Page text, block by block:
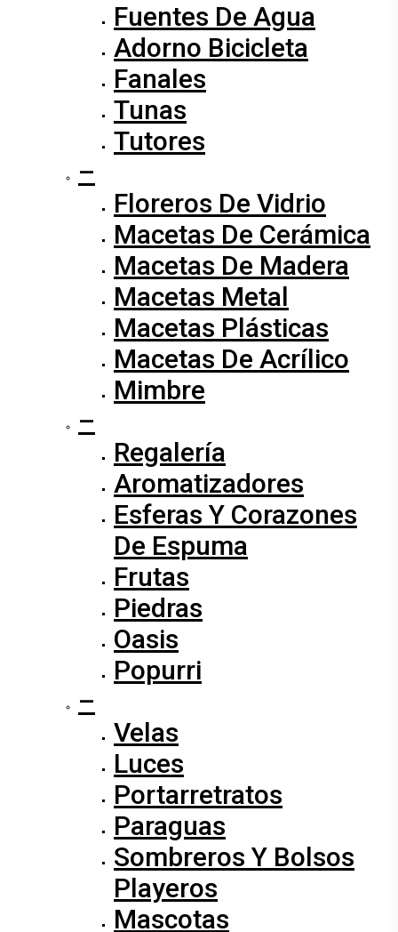
Fuentes De Agua
Adorno Bicicleta
Fanales
Tunas
Tutores
–
Floreros De Vidrio
Macetas De Cerámica
Macetas De Madera
Macetas Metal
Macetas Plásticas
Macetas De Acrílico
Mimbre
–
Regalería
Aromatizadores
Esferas Y Corazones
De Espuma
Frutas
Piedras
Oasis
Popurri
–
Velas
Luces
Portarretratos
Paraguas
Sombreros Y Bolsos
Playeros
Mascotas